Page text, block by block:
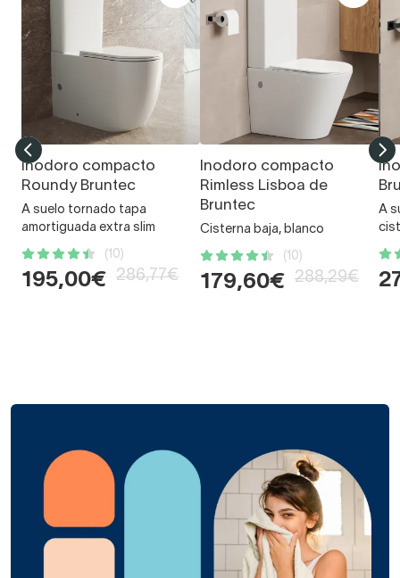
Inodoro compacto
Roundy Bruntec
A suelo tornado tapa
amortiguada extra slim
(10)
195,00€ 286,77€
Inodoro compacto
Rimless Lisboa de
Bruntec
Cisterna baja, blanco
(10)
179,60€ 288,29€
A